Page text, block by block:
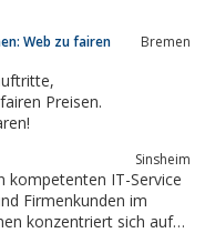
Web zu fairen
Bremen
Sinsheim
kompetenten IT-Service
Firmenkunden im
konzentriert sich auf